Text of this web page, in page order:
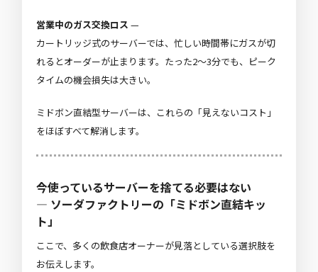
営業中のガス交換ロス —
カートリッジ式のサーバーでは、忙しい時間帯にガスが切
れるとオーダーが止まります。たった2〜3分でも、ピーク
タイムの機会損失は大きい。
ミドボン直結型サーバーは、これらの「見えないコスト」
をほぼすべて解消します。
今使っているサーバーを捨てる必要はない
― ソーダファクトリーの「ミドボン直結キッ
ト」
ここで、多くの飲食店オーナーが見落としている選択肢を
お伝えします。